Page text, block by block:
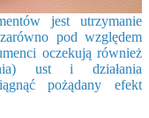
jest utrzymanie
pod względem
oczekują również
ust i działania
pożądany efekt